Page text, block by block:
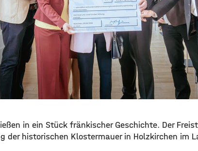
in ein Stück fränkischer Geschichte. Der
der historischen Klostermauer in Holzkirchen im